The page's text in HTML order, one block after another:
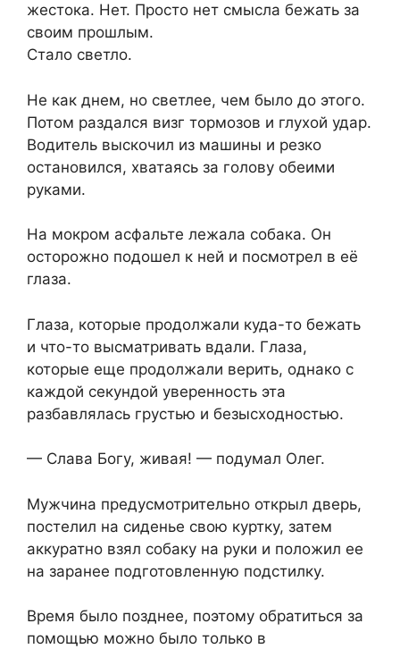
жестока. Нет. Просто нет смысла бежать за
своим прошлым.
Стало светло.
Не как днем, но светлее, чем было до этого.
Потом раздался визг тормозов и глухой удар.
Водитель выскочил из машины и резко
остановился, хватаясь за голову обеими
руками.
На мокром асфальте лежала собака. Он
осторожно подошел к ней и посмотрел в её
глаза.
Глаза, которые продолжали куда-то бежать
и что-то высматривать вдали. Глаза,
которые еще продолжали верить, однако с
каждой секундой уверенность эта
разбавлялась грустью и безысходностью.
— Слава Богу, живая! — подумал Олег.
Мужчина предусмотрительно открыл дверь,
постелил на сиденье свою куртку, затем
аккуратно взял собаку на руки и положил ее
на заранее подготовленную подстилку.
Время было позднее, поэтому обратиться за
помощью можно было только в